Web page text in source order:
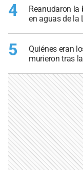
4
Reanudaron
en aguas de la
5
Quiénes eran
murieron tras